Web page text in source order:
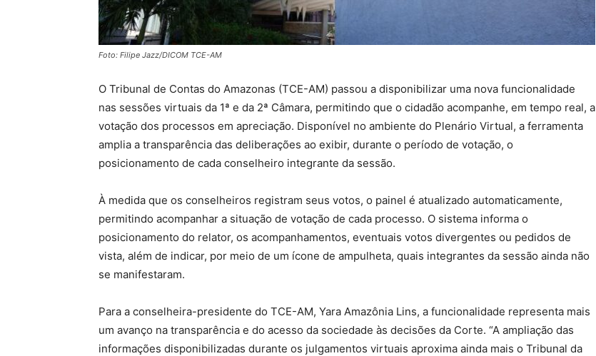
Foto: Filipe Jazz/DICOM TCE-AM
O Tribunal de Contas do Amazonas (TCE-AM) passou a disponibilizar uma nova funcionalidade
nas sessões virtuais da 1ª e da 2ª Câmara, permitindo que o cidadão acompanhe, em tempo real, a
votação dos processos em apreciação. Disponível no ambiente do Plenário Virtual, a ferramenta
amplia a transparência das deliberações ao exibir, durante o período de votação, o
posicionamento de cada conselheiro integrante da sessão.
À medida que os conselheiros registram seus votos, o painel é atualizado automaticamente,
permitindo acompanhar a situação de votação de cada processo. O sistema informa o
posicionamento do relator, os acompanhamentos, eventuais votos divergentes ou pedidos de
vista, além de indicar, por meio de um ícone de ampulheta, quais integrantes da sessão ainda não
se manifestaram.
Para a conselheira-presidente do TCE-AM, Yara Amazônia Lins, a funcionalidade representa mais
um avanço na transparência e do acesso da sociedade às decisões da Corte. “A ampliação das
informações disponibilizadas durante os julgamentos virtuais aproxima ainda mais o Tribunal da